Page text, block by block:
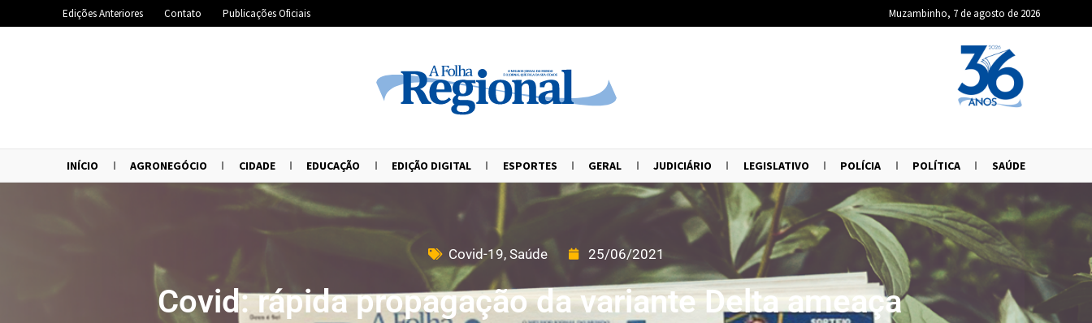
Edições Anteriores Contato Publicações Oficiais Muzambinho, 7 de agosto de 2026
INÍCIO AGRONEGÓCIO CIDADE EDUCAÇÃO EDIÇÃO DIGITAL ESPORTES GERAL JUDICIÁRIO LEGISLATIVO POLÍCIA POLÍTICA SAÚDE
Covid-19, Saúde 25/06/2021
Covid: rápida propagação da variante Delta ameaça